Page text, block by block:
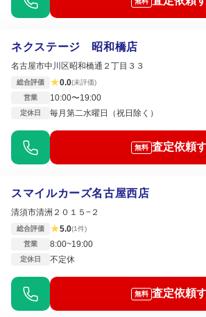
ネクステージ 昭和橋店
名古屋市中川区昭和橋通２丁目３３
総合評価 ★0.0(未評価)
営業
10:00〜19:00
定休日 毎月第二水曜日（祝日除く）
無料 査定依頼
スマイルカーズ名古屋西店
清須市清洲２０１５−２
総合評価 ★5.0(1件)
営業
8:00~19:00
定休日 不定休
無料 査定依頼